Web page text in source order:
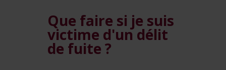
Que faire si je suis
victime d'un délit
de fuite ?